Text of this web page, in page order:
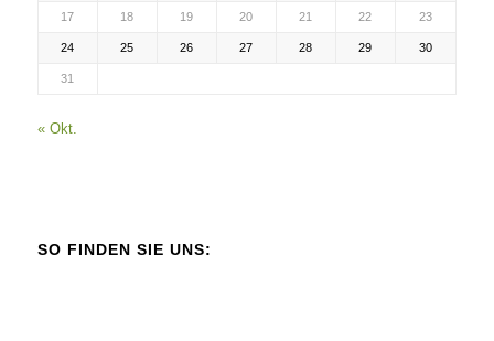
17 18 19 20 21 22 23
24 25 26 27 28 29 30
31
« Okt.
SO FINDEN SIE UNS: